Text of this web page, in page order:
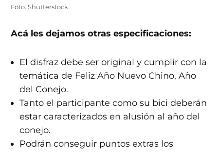
Foto: Shutterstock.
Acá les dejamos otras especificaciones:
El disfraz debe ser original y cumplir con la
temática de Feliz Año Nuevo Chino, Año
del Conejo.
Tanto el participante como su bici deberán
estar caracterizados en alusión al año del
conejo.
Podrán conseguir puntos extras los